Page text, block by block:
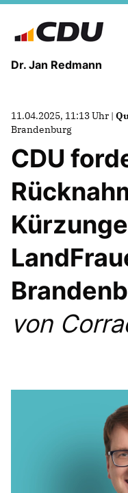
Dr. Jan Redmann
11.04.2025, 11:13 Uhr |
Brandenburg
CDU
von